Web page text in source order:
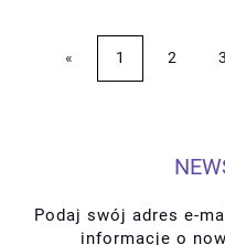
« 1 2 3
Podaj swój adres e-
informacje o